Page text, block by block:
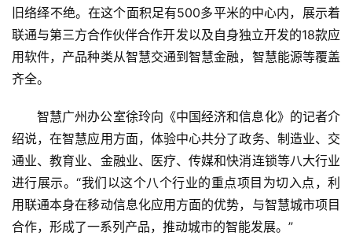
旧络绎不绝。在这个面积足有500多平米的中心内，展示着
联通与第三方合作伙伴合作开发以及自身独立开发的18款应
用软件，产品种类从智慧交通到智慧金融，智慧能源等覆盖
齐全。
智慧广州办公室徐玲向《中国经济和信息化》的记者介
绍说，在智慧应用方面，体验中心共分了政务、制造业、交
通业、教育业、金融业、医疗、传媒和快消连锁等八大行业
进行展示。“我们以这个八个行业的重点项目为切入点，利
用联通本身在移动信息化应用方面的优势，与智慧城市项目
合作，形成了一系列产品，推动城市的智能发展。”